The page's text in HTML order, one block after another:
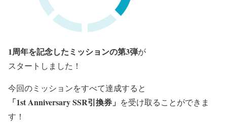
1周年を記念したミッションの第3弾が
スタートしました！
今回のミッションをすべて達成すると
「1st Anniversary SSR引換券」 を受け取ることができま
す！